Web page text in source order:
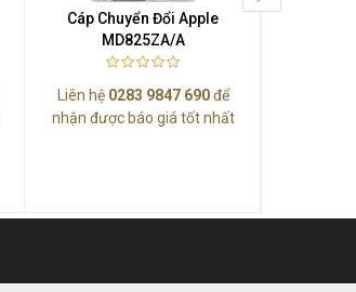
Cáp Chuyển Đổi Apple
MD825ZA/A
Liên hệ 0283 9847 690để
nhận được báo giá tốt nhất